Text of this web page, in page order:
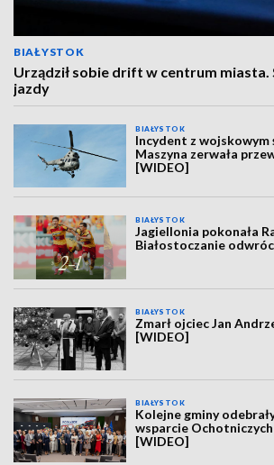
BIAŁYSTOK
Urządził sobie drift w centrum miasta.
jazdy
BIAŁYSTOK
Incydent z wojskowym
Maszyna zerwała
[WIDEO]
BIAŁYSTOK
Jagiellonia pokonała
Białostoczanie
BIAŁYSTOK
Zmarł ojciec Jan
[WIDEO]
BIAŁYSTOK
Kolejne gminy
wsparcie
[WIDEO]